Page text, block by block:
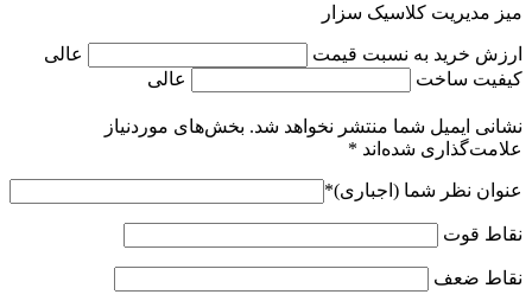
میز مدیریت کلاسیک سزار
ارزش خرید به نسبت قیمت
عالی
کیفیت ساخت
عالی
نشانی ایمیل شما منتشر نخواهد شد. بخش‌های موردنیاز
علامت‌گذاری شده‌اند *
عنوان نظر شما (اجباری)*
نقاط قوت
نقاط ضعف